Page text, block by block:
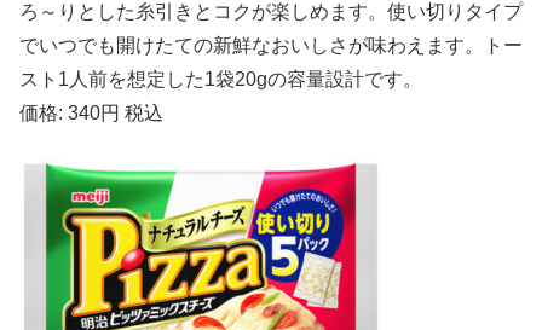
ろ～りとした糸引きとコクが楽しめます。使い切りタイプ
でいつでも開けたての新鮮なおいしさが味わえます。トー
スト1人前を想定した1袋20gの容量設計です。
価格: 340円 税込